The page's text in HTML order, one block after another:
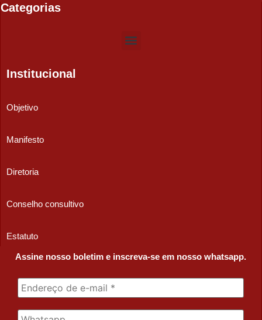
Categorias
Institucional
Objetivo
Manifesto
Diretoria
Conselho consultivo
Estatuto
Assine nosso boletim e inscreva-se em nosso whatsapp.